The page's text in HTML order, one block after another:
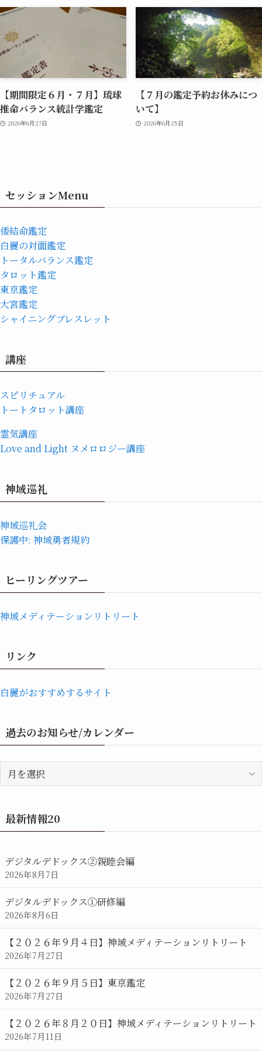
【期間限定６月・７月】琉球
推命バランス統計学鑑定
2026年6月27日
【７月の鑑定予約お休みにつ
いて】
2026年6月25日
セッションMenu
倭結命鑑定
白麗の対面鑑定
トータルバランス鑑定
タロット鑑定
東京鑑定
大宮鑑定
シャイニングブレスレット
講座
スピリチュアル
トートタロット講座
霊気講座
Love and Light ヌメロロジー講座
神域巡礼
神域巡礼会
保護中: 神域勇者規約
ヒーリングツアー
神域メディテーションリトリート
リンク
白麗がおすすめするサイト
過去のお知らせ/カレンダー
去
お
知
せ/
カ
レ
ン
ダ
ー
最新情報20
デジタルデドックス②親睦会編
2026年8月7日
デジタルデドックス①研修編
2026年8月6日
【２０２６年９月４日】神域メディテーションリトリート
2026年7月27日
【２０２６年９月５日】東京鑑定
2026年7月27日
【２０２６年８月２０日】神域メディテーションリトリート
2026年7月11日